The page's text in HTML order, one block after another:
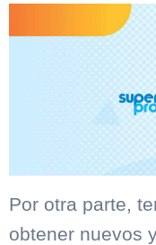
Por otra parte,
obtener nuevos